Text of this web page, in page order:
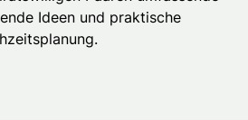
Ideen und praktische